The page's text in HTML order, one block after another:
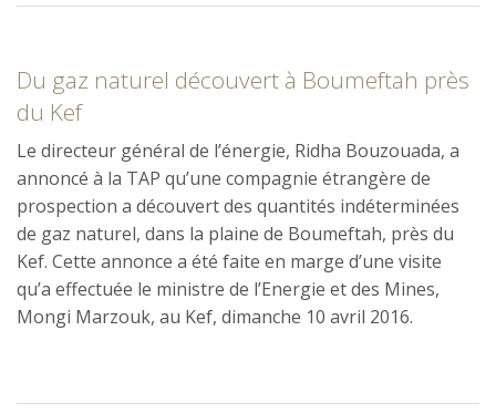
Du gaz naturel découvert à Boumeftah près
du Kef
Le directeur général de l’énergie, Ridha Bouzouada, a
annoncé à la TAP qu’une compagnie étrangère de
prospection a découvert des quantités indéterminées
de gaz naturel, dans la plaine de Boumeftah, près du
Kef. Cette annonce a été faite en marge d’une visite
qu’a effectuée le ministre de l’Energie et des Mines,
Mongi Marzouk, au Kef, dimanche 10 avril 2016.